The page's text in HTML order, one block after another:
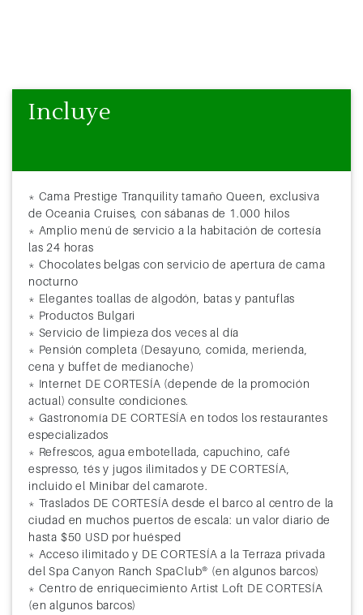
Incluye
* Cama Prestige Tranquility tamaño Queen, exclusiva
de Oceania Cruises, con sábanas de 1.000 hilos
* Amplio menú de servicio a la habitación de cortesía
las 24 horas
* Chocolates belgas con servicio de apertura de cama
nocturno
* Elegantes toallas de algodón, batas y pantuflas
* Productos Bulgari
* Servicio de limpieza dos veces al día
* Pensión completa (Desayuno, comida, merienda,
cena y buffet de medianoche)
* Internet DE CORTESÍA (depende de la promoción
actual) consulte condiciones.
* Gastronomía DE CORTESÍA en todos los restaurantes
especializados
* Refrescos, agua embotellada, capuchino, café
espresso, tés y jugos ilimitados y DE CORTESÍA,
incluido el Minibar del camarote.
* Traslados DE CORTESÍA desde el barco al centro de la
ciudad en muchos puertos de escala: un valor diario de
hasta $50 USD por huésped
* Acceso ilimitado y DE CORTESÍA a la Terraza privada
del Spa Canyon Ranch SpaClub® (en algunos barcos)
* Centro de enriquecimiento Artist Loft DE CORTESÍA
(en algunos barcos)